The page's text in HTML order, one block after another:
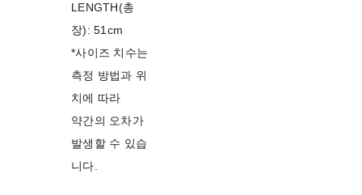
LENGTH(총
장): 51cm
*사이즈 치수는
측정 방법과 위
치에 따라
약간의 오차가
발생할 수 있습
니다.